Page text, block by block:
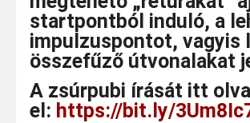
startpontból induló, a
impulzuspontot, vagyis
összefűző útvonalakat
A zsúrpubi írását itt
el: https://bit.ly/